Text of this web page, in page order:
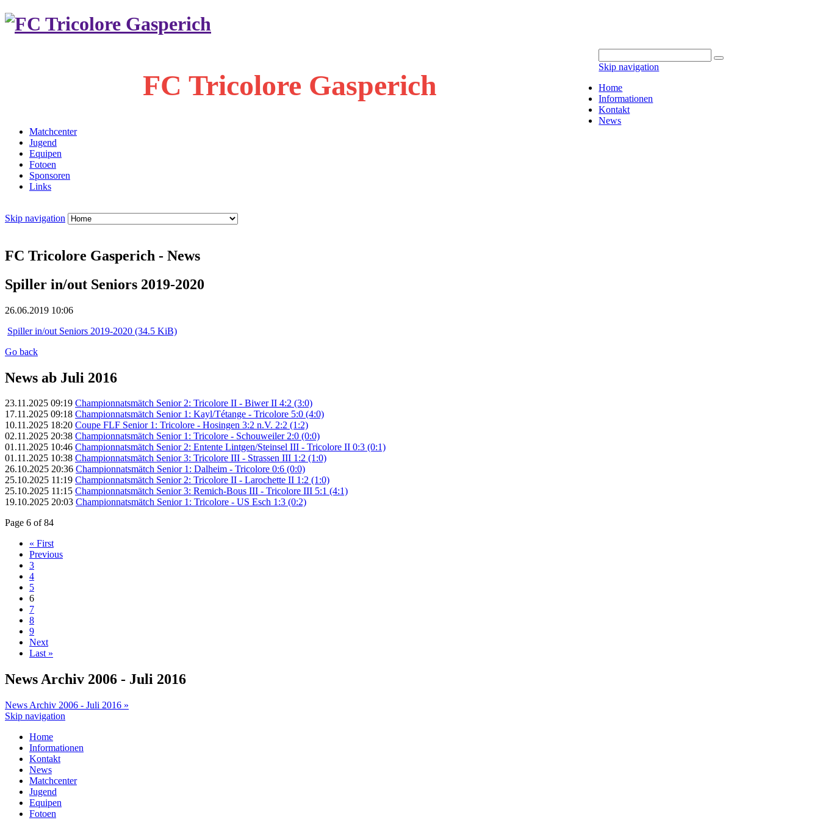
FC Tricolore Gasperich
Skip navigation
Home
Informationen
Kontakt
News
Matchcenter
Jugend
Equipen
Fotoen
Sponsoren
Links
Skip navigation
FC Tricolore Gasperich - News
Spiller in/out Seniors 2019-2020
26.06.2019 10:06
Spiller in/out Seniors 2019-2020 (34.5 KiB)
Go back
News ab Juli 2016
23.11.2025 09:19 Championnatsmätch Senior 2: Tricolore II - Biwer II 4:2 (3:0)
17.11.2025 09:18 Championnatsmätch Senior 1: Kayl/Tétange - Tricolore 5:0 (4:0)
10.11.2025 18:20 Coupe FLF Senior 1: Tricolore - Hosingen 3:2 n.V. 2:2 (1:2)
02.11.2025 20:38 Championnatsmätch Senior 1: Tricolore - Schouweiler 2:0 (0:0)
01.11.2025 10:46 Championnatsmätch Senior 2: Entente Lintgen/Steinsel III - Tricolore II 0:3 (0:1)
01.11.2025 10:38 Championnatsmätch Senior 3: Tricolore III - Strassen III 1:2 (1:0)
26.10.2025 20:36 Championnatsmätch Senior 1: Dalheim - Tricolore 0:6 (0:0)
25.10.2025 11:19 Championnatsmätch Senior 2: Tricolore II - Larochette II 1:2 (1:0)
25.10.2025 11:15 Championnatsmätch Senior 3: Remich-Bous III - Tricolore III 5:1 (4:1)
19.10.2025 20:03 Championnatsmätch Senior 1: Tricolore - US Esch 1:3 (0:2)
Page 6 of 84
« First
Previous
3
4
5
6
7
8
9
Next
Last »
News Archiv 2006 - Juli 2016
News Archiv 2006 - Juli 2016 »
Skip navigation
Home
Informationen
Kontakt
News
Matchcenter
Jugend
Equipen
Fotoen